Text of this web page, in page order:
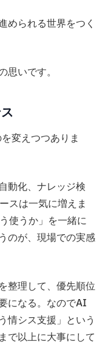
められる世界をつく
いです。
変えつつありま
動化、ナレッジ検
スは一気に増えま
使うか」を一緒に
のが、現場での実感
整理して、優先順位
になる。なのでAI
情シス支援」という
で以上に大事にして